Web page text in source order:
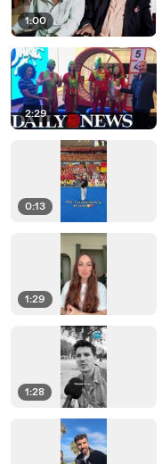
1:00
2:29
0:13
1:29
1:28